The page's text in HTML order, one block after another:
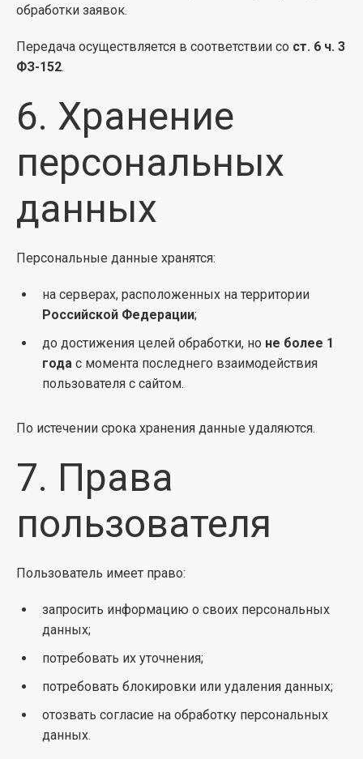
обработки заявок.
Передача осуществляется в соответствии со ст. 6 ч. 3
ФЗ-152.
6. Хранение
персональных
данных
Персональные данные хранятся:
на серверах, расположенных на территории
Российской Федерации;
до достижения целей обработки, но не более 1
года с момента последнего взаимодействия
пользователя с сайтом.
По истечении срока хранения данные удаляются.
7. Права
пользователя
Пользователь имеет право:
запросить информацию о своих персональных
данных;
потребовать их уточнения;
потребовать блокировки или удаления данных;
отозвать согласие на обработку персональных
данных.